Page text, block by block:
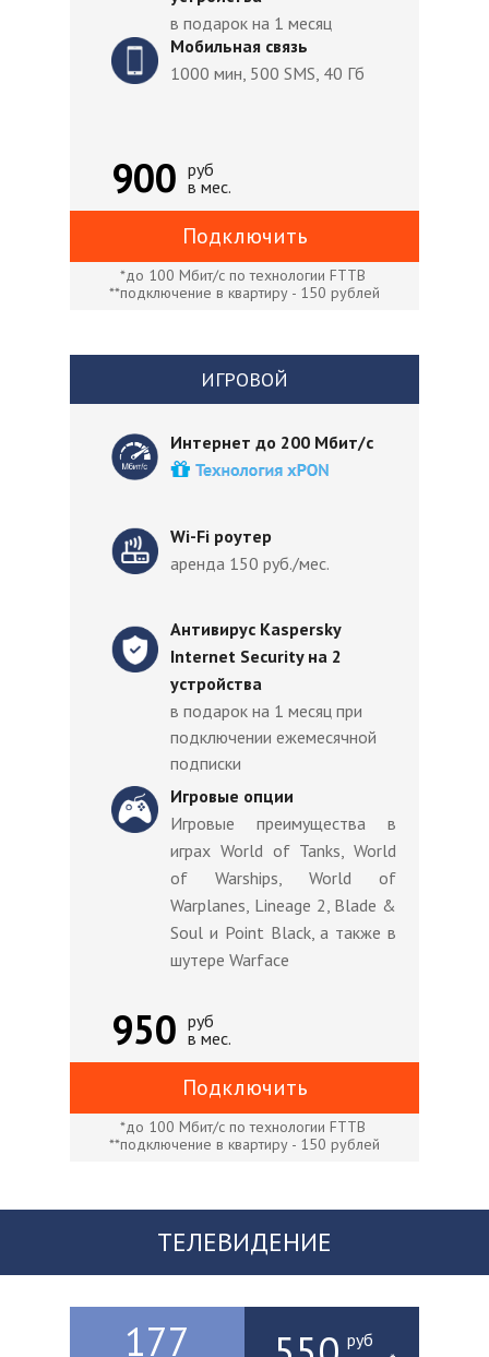
*до 100 Мбит/с по технологии FTTB
**подключение в квартиру - 150 рублей
Мобильная связь
1000 мин, 500 SMS, 40 Гб
*до 100 Мбит/с по технологии FTTB
**подключение в квартиру - 150 рублей
177
руб
Интернет до 200 Мбит/с
Wi-Fi роутер
аренда 150 руб./мес.
Антивирус Kaspersky
Internet Security на 2
устройства
в подарок на 1 месяц при
подключении ежемесячной
подписки
Подключить
ИГРОВОЙ
руб
в мес.
950
Игровые опции
Игровые преимущества в
играх World of Tanks, World
of Warships, World of
Warplanes, Lineage 2, Blade &
Soul и Point Black, а также в
шутере Warface
900
в подарок на 1 месяц
руб
в мес.
ТЕЛЕВИДЕНИЕ
Подключить